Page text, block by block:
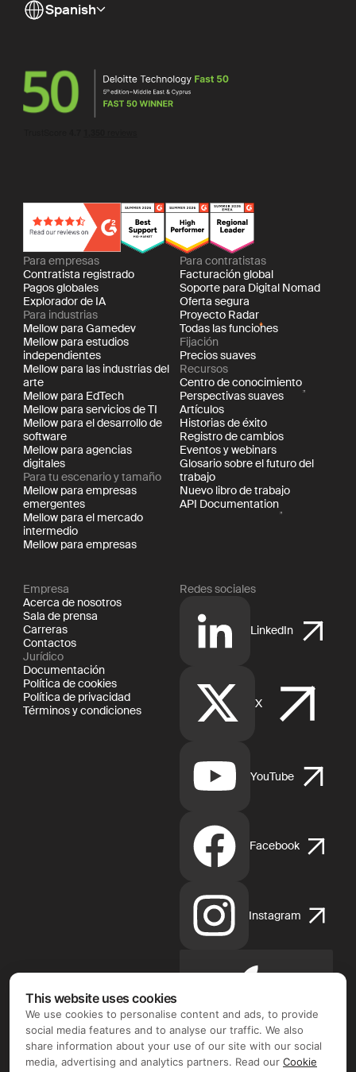
Spanish
Para empresas
Contratista registrado
Pagos globales
Explorador de IA
Para industrias
Mellow para Gamedev
Mellow para estudios
independientes
Mellow para las industrias del
arte
Mellow para EdTech
Mellow para servicios de TI
Mellow para el desarrollo de
software
Mellow para agencias
digitales
Para tu escenario y tamaño
Mellow para empresas
emergentes
Mellow para el mercado
intermedio
Mellow para empresas
Para contratistas
Facturación global
Soporte para Digital Nomad
Oferta segura
Proyecto Radar
Todas las funciones
Fijación
Precios suaves
Recursos
Centro de conocimiento
Perspectivas suaves
Artículos
Historias de éxito
Registro de cambios
Eventos y webinars
Glosario sobre el futuro del
trabajo
Nuevo libro de trabajo
API Documentation
Empresa
Acerca de nosotros
Sala de prensa
Carreras
Contactos
Jurídico
Documentación
Política de cookies
Política de privacidad
Términos y condiciones
Redes sociales
LinkedIn
X
YouTube
Facebook
Instagram
App
Store
This website uses cookies
We use cookies to personalise content and ads, to provide
social media features and to analyse our traffic. We also
share information about your use of our site with our social
media, advertising and analytics partners. Read our Cookie